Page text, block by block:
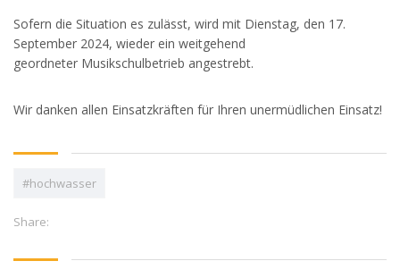
Sofern die Situation es zulässt, wird mit Dienstag, den 17.
September 2024, wieder ein weitgehend
geordneter Musikschulbetrieb angestrebt.
Wir danken allen Einsatzkräften für Ihren unermüdlichen Einsatz!
#hochwasser
Share: